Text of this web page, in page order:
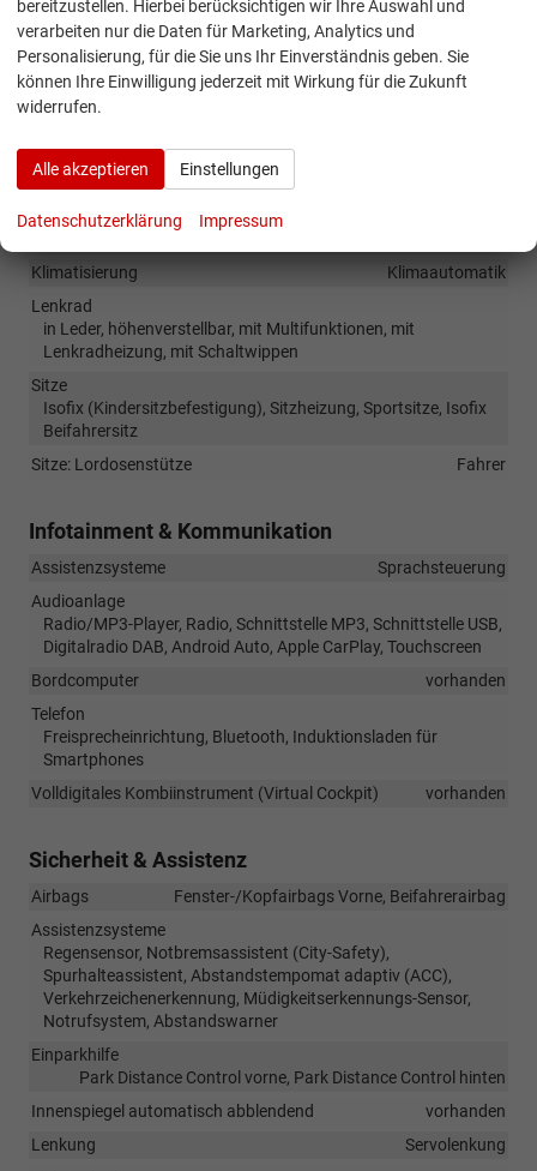
(N0L) Sitzbezüge in Stoff
(3GN) Variables Ladebodenkonzept
(4I7) Zentralverriegelung ""Keyless-Go"" ohne Safesicherung
Extras enthalten. Die genaue Ausstattung entnehmen Sie bitte
Innen
Klimatisierung
Klimaautomatik
Lenkrad
in Leder, höhenverstellbar, mit Multifunktionen, mit
Lenkradheizung, mit Schaltwippen
Sitze
Isofix (Kindersitzbefestigung), Sitzheizung, Sportsitze, Isofix
Beifahrersitz
Sitze: Lordosenstütze
Fahrer
Infotainment & Kommunikation
Assistenzsysteme
Sprachsteuerung
Audioanlage
Radio/MP3-Player, Radio, Schnittstelle MP3, Schnittstelle USB,
Digitalradio DAB, Android Auto, Apple CarPlay, Touchscreen
Bordcomputer
vorhanden
Telefon
Freisprecheinrichtung, Bluetooth, Induktionsladen für
Smartphones
Volldigitales Kombiinstrument (Virtual Cockpit)
vorhanden
Sicherheit & Assistenz
Airbags
Fenster-/Kopfairbags Vorne, Beifahrerairbag
Assistenzsysteme
Regensensor, Notbremsassistent (City-Safety),
Spurhalteassistent, Abstandstempomat adaptiv (ACC),
Verkehrzeichenerkennung, Müdigkeitserkennungs-Sensor,
Notrufsystem, Abstandswarner
Einparkhilfe
Park Distance Control vorne, Park Distance Control hinten
Innenspiegel automatisch abblendend
vorhanden
Lenkung
Servolenkung
bereitzustellen. Hierbei berücksichtigen wir Ihre Auswahl und
verarbeiten nur die Daten für Marketing, Analytics und
Personalisierung, für die Sie uns Ihr Einverständnis geben. Sie
können Ihre Einwilligung jederzeit mit Wirkung für die Zukunft
widerrufen.
Alle akzeptieren Einstellungen
Datenschutzerklärung Impressum